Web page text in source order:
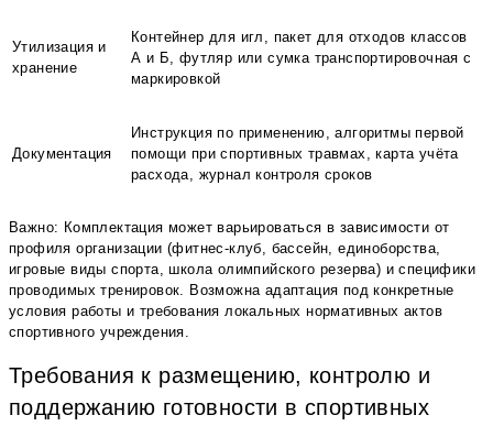
Утилизация и
хранение
Контейнер для игл, пакет для отходов классов
А и Б, футляр или сумка транспортировочная с
маркировкой
Документация
Инструкция по применению, алгоритмы первой
помощи при спортивных травмах, карта учёта
расхода, журнал контроля сроков
Важно: Комплектация может варьироваться в зависимости от
профиля организации (фитнес-клуб, бассейн, единоборства,
игровые виды спорта, школа олимпийского резерва) и специфики
проводимых тренировок. Возможна адаптация под конкретные
условия работы и требования локальных нормативных актов
спортивного учреждения.
Требования к размещению, контролю и
поддержанию готовности в спортивных